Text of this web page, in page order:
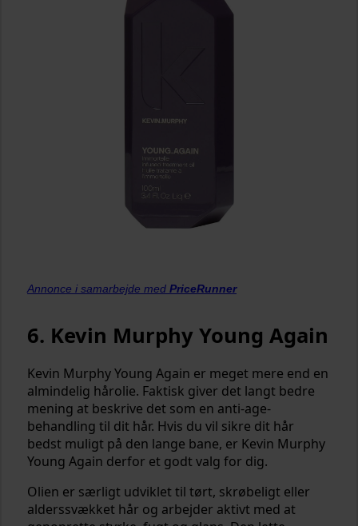
Annonce i samarbejde med PriceRunner
6. Kevin Murphy Young Again
Kevin Murphy Young Again er meget mere end en
almindelig hårolie. Faktisk giver det langt bedre
mening at beskrive det som en anti-age-
behandling til dit hår. Hvis du vil sikre dit hår
bedst muligt på den lange bane, er Kevin Murphy
Young Again derfor et godt valg for dig.
Olien er særligt udviklet til tørt, skrøbeligt eller
alderssvækket hår og arbejder aktivt med at